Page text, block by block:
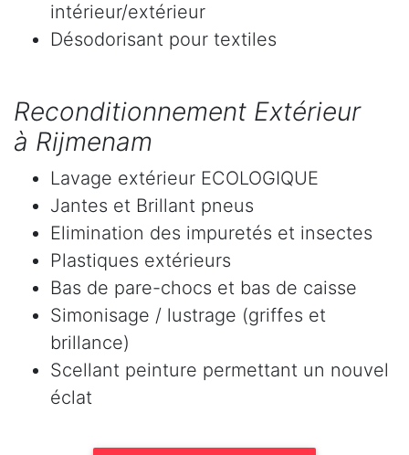
intérieur/extérieur
Désodorisant pour textiles
Reconditionnement Extérieur
à Rijmenam
Lavage extérieur ECOLOGIQUE
Jantes et Brillant pneus
Elimination des impuretés et insectes
Plastiques extérieurs
Bas de pare-chocs et bas de caisse
Simonisage / lustrage (griffes et
brillance)
Scellant peinture permettant un nouvel
éclat